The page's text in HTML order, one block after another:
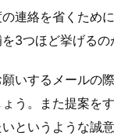
連絡を省くため
3つほど挙げるの
いするメールの
う。また提案を
というような誠